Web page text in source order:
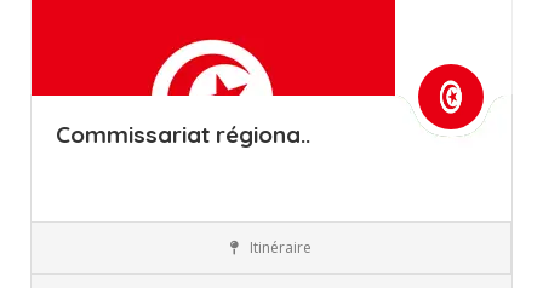
Commissariat régiona..
Commissions régionales de l’éducation
Itinéraire